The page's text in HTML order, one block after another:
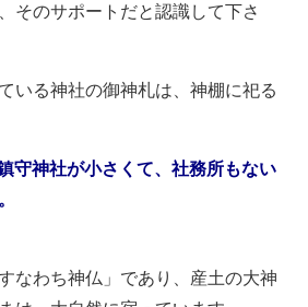
そのサポートだと認識して下さ
いる神社の御神札は、神棚に祀る
守神社が小さくて、社務所もない
なわち神仏」であり、産土の大神